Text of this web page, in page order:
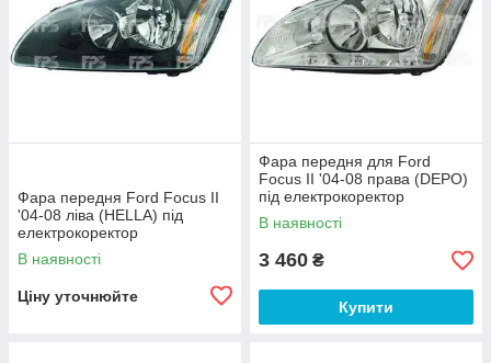
Фара передня Ford Focus II
'04-08 ліва (HELLA) під
електрокоректор
В наявності
Ціну уточнюйте
Фара передня для Ford
Focus II '04-08 права (DEPO)
під електрокоректор
В наявності
3 460 ₴
Купити